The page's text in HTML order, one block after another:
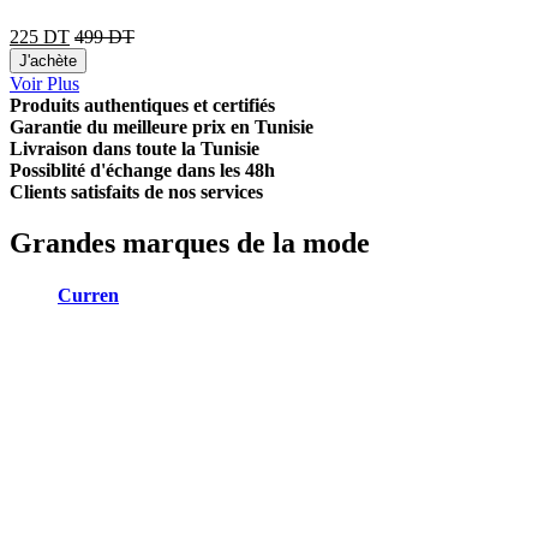
225 DT 499DT
J'achète
Voir Plus
Produits authentiques et certifiés
Garantie du meilleure prix en Tunisie
Livraison dans toute la Tunisie
Possiblité d'échange dans les 48h
Clients satisfaits de nos services
Grandes marques de la mode
Curren